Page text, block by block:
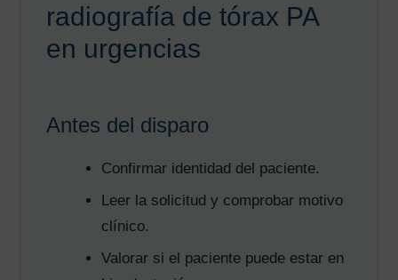
radiografía de tórax PA
en urgencias
Antes del disparo
Confirmar identidad del paciente.
Leer la solicitud y comprobar motivo
clínico.
Valorar si el paciente puede estar en
POLÍTICA DE PRIVACIDAD